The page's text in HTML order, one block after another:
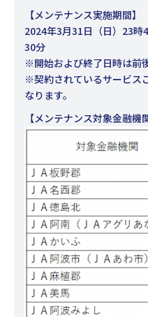
【メンテナンス実施期間】
2024年3月31日（日）23
30分
※開始および終了日時は前
※契約されているサービス
なります。
【メンテナンス対象金融機